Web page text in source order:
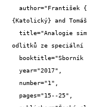
{Katolický} and
odlitků ze speciální